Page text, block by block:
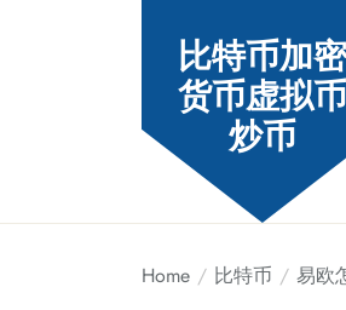
比特币加密
货币虚拟币
炒币
Home 比特币 易欧